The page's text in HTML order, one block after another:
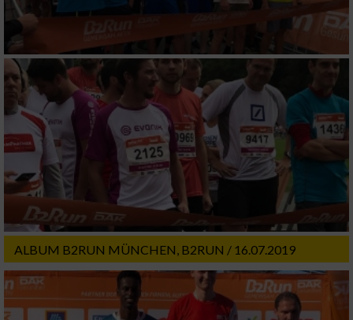
ALBUM B2RUN MÜNCHEN, B2RUN / 16.07.2019
Verwendung genauer Standortdaten
Geräte anhand von aktiv angeforderten
Informationen identifizieren
Nicht-IAB-Verarbeitungszwecke:
Notwendig
Performance
Funktional
Werbung